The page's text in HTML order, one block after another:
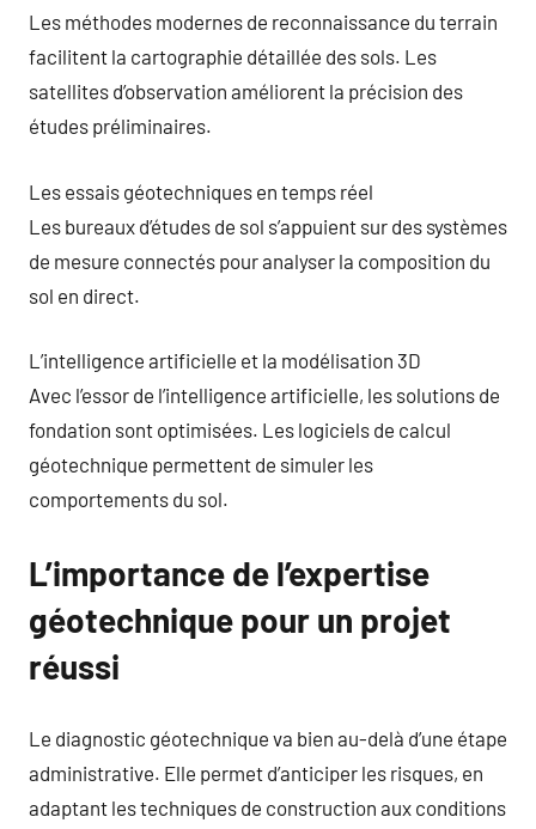
Les méthodes modernes de reconnaissance du terrain
facilitent la cartographie détaillée des sols. Les
satellites d’observation améliorent la précision des
études préliminaires.
Les essais géotechniques en temps réel
Les bureaux d’études de sol s’appuient sur des systèmes
de mesure connectés pour analyser la composition du
sol en direct.
L’intelligence artificielle et la modélisation 3D
Avec l’essor de l’intelligence artificielle, les solutions de
fondation sont optimisées. Les logiciels de calcul
géotechnique permettent de simuler les
comportements du sol.
L’importance de l’expertise
géotechnique pour un projet
réussi
Le diagnostic géotechnique va bien au-delà d’une étape
administrative. Elle permet d’anticiper les risques, en
adaptant les techniques de construction aux conditions